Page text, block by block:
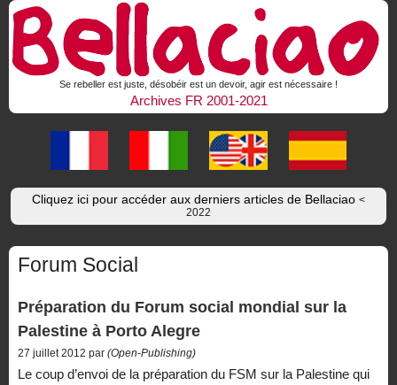
Se rebeller est juste, désobéir est un devoir, agir est nécessaire !
Archives FR 2001-2021
Cliquez ici pour accéder aux derniers articles de Bellaciao <
2022
Forum Social
Préparation du Forum social mondial sur la
Palestine à Porto Alegre
27 juillet 2012 par (Open-Publishing)
Le coup d’envoi de la préparation du FSM sur la Palestine qui